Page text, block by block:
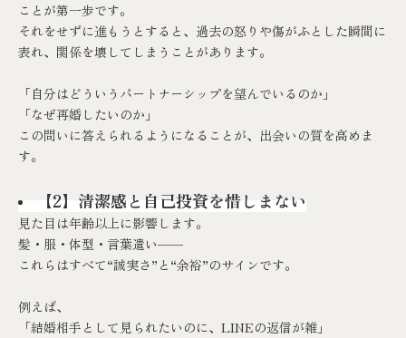
ことが第一歩です。
それをせずに進もうとすると、過去の怒りや傷がふとした瞬間に
表れ、関係を壊してしまうことがあります。
「自分はどういうパートナーシップを望んでいるのか」
「なぜ再婚したいのか」
この問いに答えられるようになることが、出会いの質を高めま
す。
【2】清潔感と自己投資を惜しまない
見た目は年齢以上に影響します。
髪・服・体型・言葉遣い——
これらはすべて“誠実さ”と“余裕”のサインです。
例えば、
「結婚相手として見られたいのに、LINEの返信が雑」